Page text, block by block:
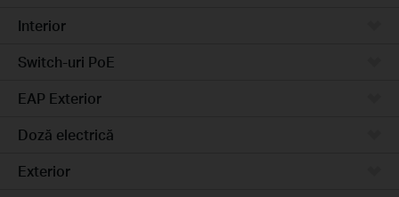
Interior
Switch-uri PoE
EAP Exterior
Doză electrică
Exterior